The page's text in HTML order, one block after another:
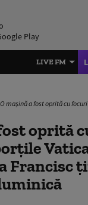
Play
LIVE FM
O mașină a fost oprită cu focuri de armă la porțile Vaticanului, în
oprită
Francisc